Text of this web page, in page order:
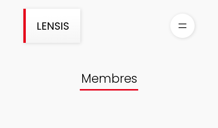
LENSIS
Membres